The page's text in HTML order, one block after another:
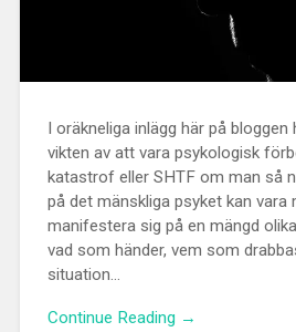
I oräkneliga inlägg här på
vikten av att vara psykologisk
katastrof eller SHTF om man så
på det mänskliga psyket kan vara
manifestera sig på en mängd
vad som händer, vem som
situation...
Continue Reading →